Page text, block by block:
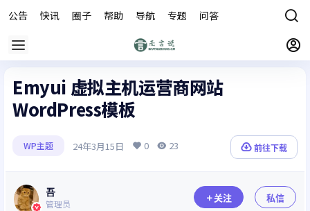
公告 快讯 圈子 帮助 导航 专题 问答
Emyui 虚拟主机运营商网站
WordPress模板
WP主题 24年3月15日 0 23 前往下载
吾
管理员 关注 私信